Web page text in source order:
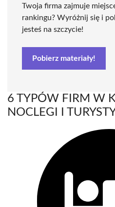
Twoja firma zajmuje
rankingu? Wyróżnij się i
jesteś na szczycie!
Pobierz materiały!
6 TYPÓW FIRM W
NOCLEGI I